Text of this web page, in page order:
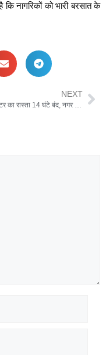
नागरिकों को भारी बरसात के
NEXT